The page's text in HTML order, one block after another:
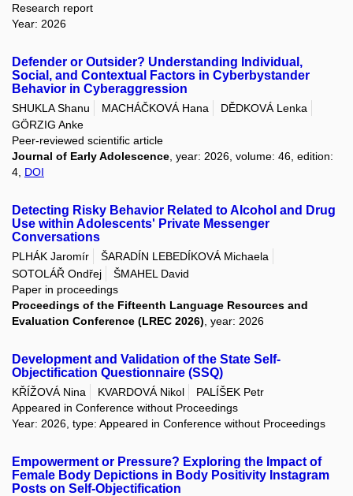
Research report
Year: 2026
Defender or Outsider? Understanding Individual,
Social, and Contextual Factors in Cyberbystander
Behavior in Cyberaggression
SHUKLA Shanu MACHÁČKOVÁ Hana
DĚDKOVÁ Lenka
GÖRZIG Anke
Peer-reviewed scientific article
Journal of Early Adolescence , year: 2026, volume: 46, edition:
4, DOI
Detecting Risky Behavior Related to Alcohol and Drug
Use within Adolescents' Private Messenger
Conversations
PLHÁK Jaromír
ŠARADÍN LEBEDÍKOVÁ Michaela
SOTOLÁŘ Ondřej
ŠMAHEL David
Paper in proceedings
Proceedings of the Fifteenth Language Resources and
Evaluation Conference (LREC 2026) , year: 2026
Development and Validation of the State Self-
Objectification Questionnaire (SSQ)
KŘÍŽOVÁ Nina KVARDOVÁ Nikol
PALÍŠEK Petr
Appeared in Conference without Proceedings
Year: 2026, type: Appeared in Conference without Proceedings
Empowerment or Pressure? Exploring the Impact of
Female Body Depictions in Body Positivity Instagram
Posts on Self-Objectification